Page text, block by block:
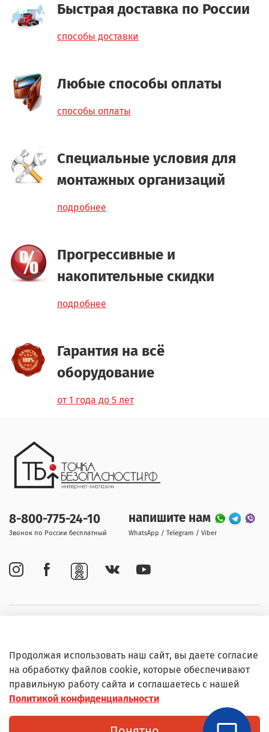
Быстрая доставка по России
способы доставки
Любые способы оплаты
способы оплаты
Специальные условия для
монтажных организаций
подробнее
Прогрессивные и
накопительные скидки
подробнее
Гарантия на всё
оборудование
от 1 года до 5 лет
Информация
8-800-775-24-10
Звонок по России бесплатный
напишите нам
WhatsApp / Telegram / Viber
© Любое использование контента без письменного
Продолжая использовать наш сайт, вы даете согласие
на обработку файлов cookie, которые обеспечивают
правильную работу сайта и соглашаетесь с нашей
Политикой конфиденциальности